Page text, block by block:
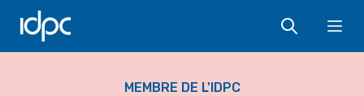
IDPC
MEMBRE DE L'IDPC